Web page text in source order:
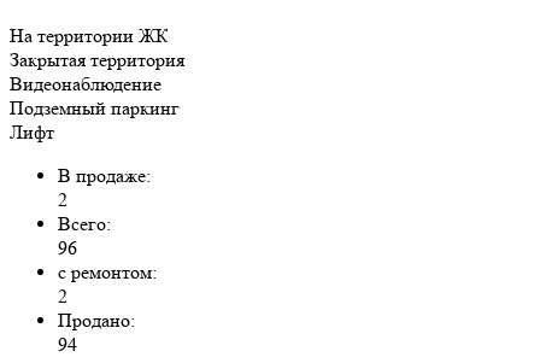
На территории ЖК
Закрытая территория
Видеонаблюдение
Подземный паркинг
Лифт
В продаже:
2
Всего:
96
с ремонтом:
2
Продано:
94